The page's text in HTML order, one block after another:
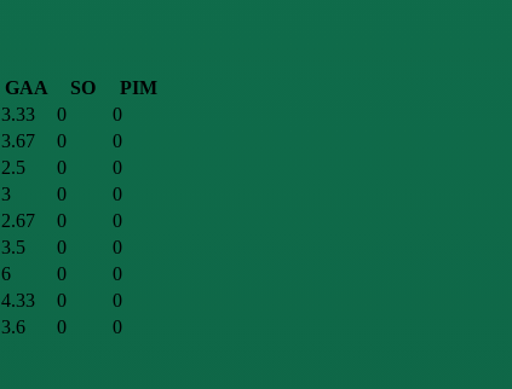
GAA SO
PIM
3.33 0
0
3.67 0
0
2.5 0
0
3 0
0
2.67 0
0
3.5 0
0
6 0
0
4.33 0
0
3.6 0 0